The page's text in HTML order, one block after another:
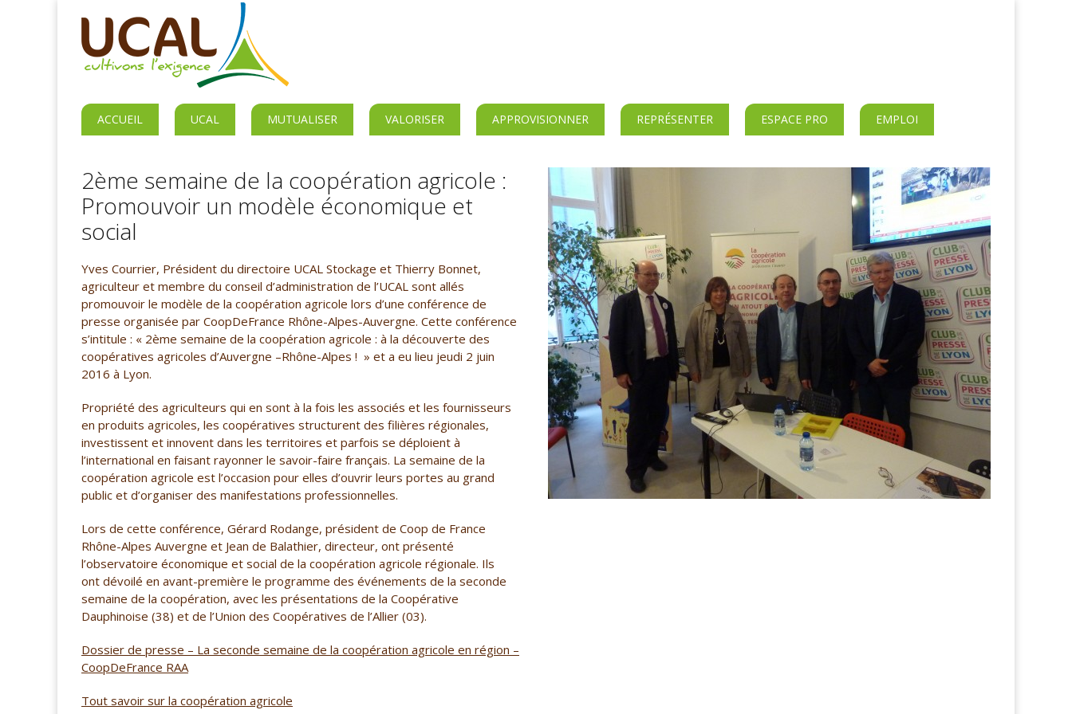
ACCUEIL UCAL MUTUALISER VALORISER APPROVISIONNER REPRÉSENTER ESPACE PRO EMPLOI
2ème semaine de la coopération agricole :
Promouvoir un modèle économique et
social
Yves Courrier, Président du directoire UCAL Stockage et Thierry Bonnet,
agriculteur et membre du conseil d’administration de l’UCAL sont allés
promouvoir le modèle de la coopération agricole lors d’une conférence de
presse organisée par CoopDeFrance Rhône-Alpes-Auvergne. Cette conférence
s’intitule : « 2ème semaine de la coopération agricole : à la découverte des
coopératives agricoles d’Auvergne –Rhône-Alpes ! » et a eu lieu jeudi 2 juin
2016 à Lyon.
Propriété des agriculteurs qui en sont à la fois les associés et les fournisseurs
en produits agricoles, les coopératives structurent des filières régionales,
investissent et innovent dans les territoires et parfois se déploient à
l’international en faisant rayonner le savoir-faire français. La semaine de la
coopération agricole est l’occasion pour elles d’ouvrir leurs portes au grand
public et d’organiser des manifestations professionnelles.
Lors de cette conférence, Gérard Rodange, président de Coop de France
Rhône-Alpes Auvergne et Jean de Balathier, directeur, ont présenté
l’observatoire économique et social de la coopération agricole régionale. Ils
ont dévoilé en avant-première le programme des événements de la seconde
semaine de la coopération, avec les présentations de la Coopérative
Dauphinoise (38) et de l’Union des Coopératives de l’Allier (03).
Dossier de presse – La seconde semaine de la coopération agricole en région –
CoopDeFrance RAA
Tout savoir sur la coopération agricole